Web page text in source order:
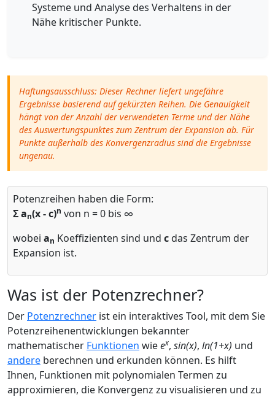
Systeme und Analyse des Verhaltens in der
Nähe kritischer Punkte.
Haftungsausschluss: Dieser Rechner liefert ungefähre
Ergebnisse basierend auf gekürzten Reihen. Die Genauigkeit
hängt von der Anzahl der verwendeten Terme und der Nähe
des Auswertungspunktes zum Zentrum der Expansion ab. Für
Punkte außerhalb des Konvergenzradius sind die Ergebnisse
ungenau.
Potenzreihen haben die Form:
Σ an(x - c)n von n = 0 bis ∞
wobei an Koeffizienten sind und cdas Zentrum der
Expansion ist.
Was ist der Potenzrechner?
Der Potenzrechner ist ein interaktives Tool, mit dem Sie
Potenzreihenentwicklungen bekannter
mathematischer Funktionen wieex, sin(x), ln(1+x) und
andere berechnen und erkunden können. Es hilft
Ihnen, Funktionen mit polynomialen Termen zu
approximieren, die Konvergenz zu visualisieren und zu